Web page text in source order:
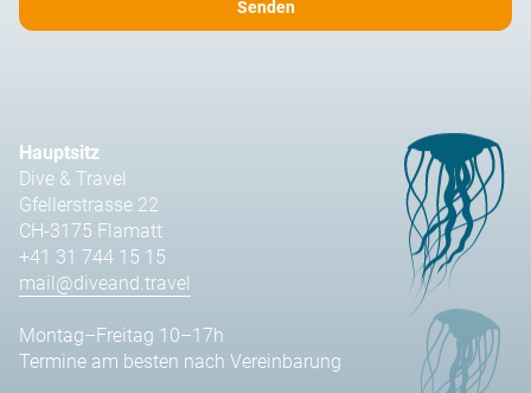
Hauptsitz
Dive & Travel
Gfellerstrasse 22
CH-3175 Flamatt
+41 31 744 15 15
mail@diveand.travel
Montag–Freitag 10–17h
Termine am besten nach Vereinbarung